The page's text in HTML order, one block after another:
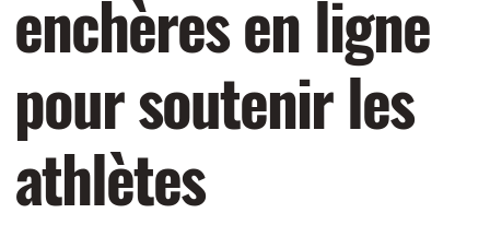
enchères en ligne
pour soutenir les
athlètes